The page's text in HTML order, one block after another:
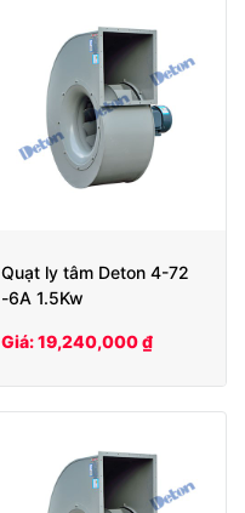
Quạt ly tâm Deton 4-72
-6A 1.5Kw
Giá: 19,240,000 ₫